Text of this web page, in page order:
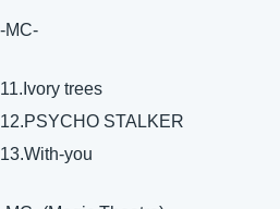
-MC-
11.Ivory trees
12.PSYCHO STALKER
13.With-you